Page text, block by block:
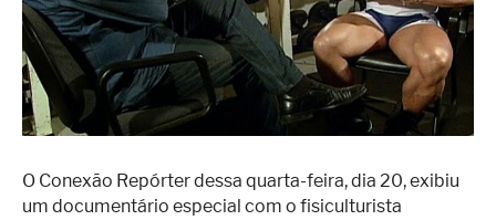
Fisiculturismo
Anabolizantes
Suplementação
Treino
O Conexão Repórter dessa quarta-feira, dia 20, exibiu
um documentário especial com o fisiculturista